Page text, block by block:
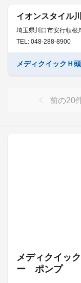
メディクイッ
ー ポンプ
イオンスタイル
埼玉県川口市安行領根
TEL: 048-288-8900
メディクイックＨ
前の20